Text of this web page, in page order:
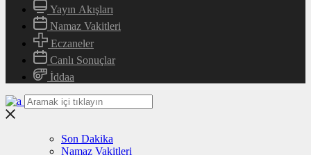
Yayın Akışları
Namaz Vakitleri
Eczaneler
Canlı Sonuçlar
İddaa
Son Dakika
Namaz Vakitleri